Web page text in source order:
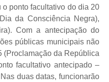
o ponto facultativo do dia 20
da Consciência Negra),
Com a antecipação do
públicas municipais não
(Proclamação da República
facultativo antecipado –
duas datas, funcionarão